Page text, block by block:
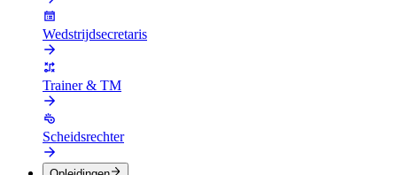
Wedstrijdsecretaris
Trainer & TM
Scheidsrechter